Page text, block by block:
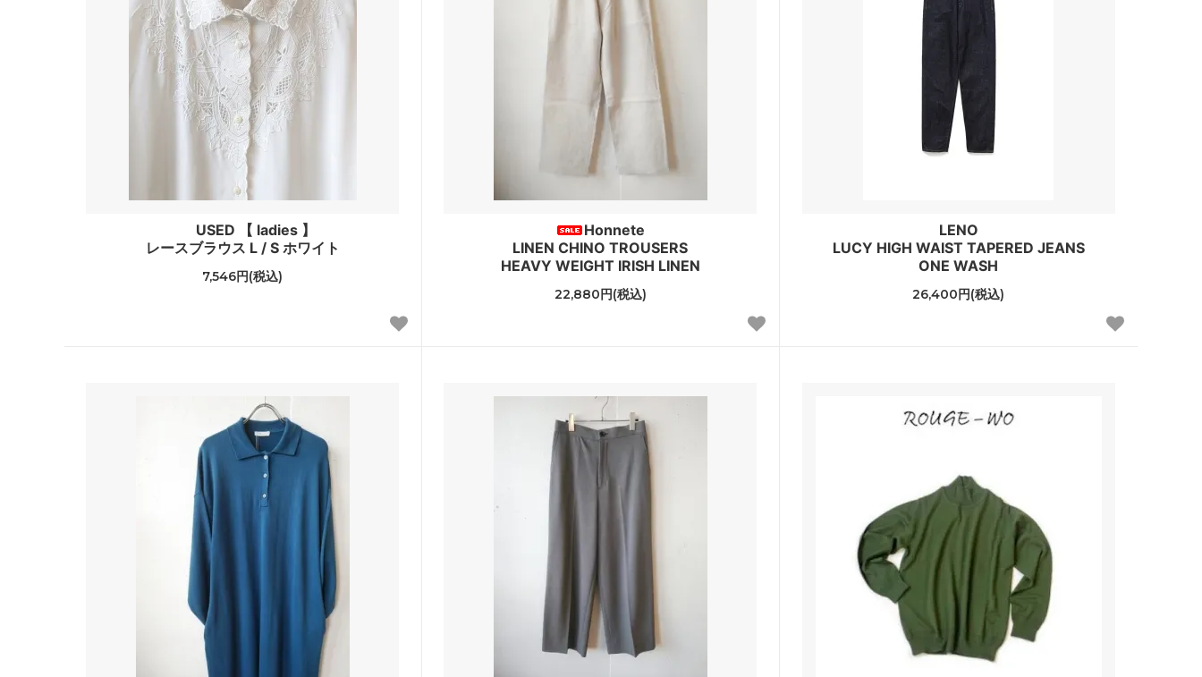
USED 【 ladies 】
レースブラウス L / S ホワイト
7,546円(税込)
Honnete
LINEN CHINO TROUSERS
HEAVY WEIGHT IRISH LINEN
22,880円(税込)
LENO
LUCY HIGH WAIST TAPERED JEANS
ONE WASH
26,400円(税込)